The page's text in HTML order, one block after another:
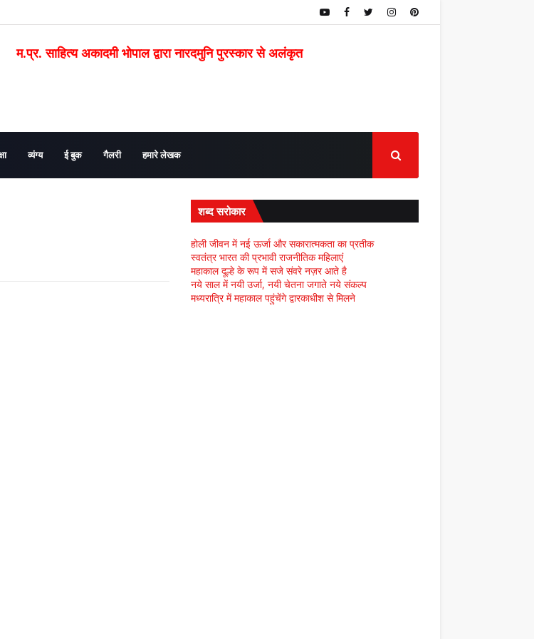
म.प्र. साहित्य अकादमी भोपाल द्वारा नारदमुनि पुरस्कार से अलंकृत
व्यंग्य ई बुक गैलरी हमारे लेखक
शब्द सरोकार
होली जीवन में नई ऊर्जा और सकारात्मकता का प्रतीक
स्वतंत्र भारत की प्रभावी राजनीतिक महिलाएं
महाकाल दूल्हे के रूप में सजे संवरे नज़र आते है
नये साल में नयी उर्जा, नयी चेतना जगाते नये संकल्प
मध्यरात्रि में महाकाल पहुंचेंगे द्वारकाधीश से मिलने